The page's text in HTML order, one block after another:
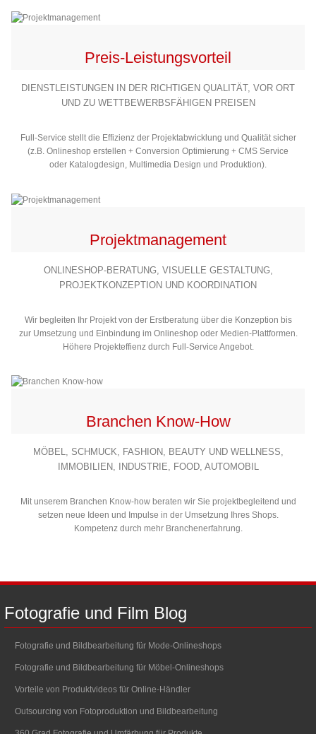
Preis-Leistungsvorteil
DIENSTLEISTUNGEN IN DER RICHTIGEN QUALITÄT, VOR ORT
UND ZU WETTBEWERBSFÄHIGEN PREISEN
Full-Service stellt die Effizienz der Projektabwicklung und Qualität sicher
(z.B. Onlineshop erstellen + Conversion Optimierung + CMS Service
oder Katalogdesign, Multimedia Design und Produktion).
Projektmanagement
ONLINESHOP-BERATUNG, VISUELLE GESTALTUNG,
PROJEKTKONZEPTION UND KOORDINATION
Wir begleiten Ihr Projekt von der Erstberatung über die Konzeption bis
zur Umsetzung und Einbindung im Onlineshop oder Medien-Plattformen.
Höhere Projekteffienz durch Full-Service Angebot.
Branchen Know-How
MÖBEL, SCHMUCK, FASHION, BEAUTY UND WELLNESS,
IMMOBILIEN, INDUSTRIE, FOOD, AUTOMOBIL
Mit unserem Branchen Know-how beraten wir Sie projektbegleitend und
setzen neue Ideen und Impulse in der Umsetzung Ihres Shops.
Kompetenz durch mehr Branchenerfahrung.
Fotografie und Film Blog
Fotografie und Bildbearbeitung für Mode-Onlineshops
Fotografie und Bildbearbeitung für Möbel-Onlineshops
Vorteile von Produktvideos für Online-Händler
Outsourcing von Fotoproduktion und Bildbearbeitung